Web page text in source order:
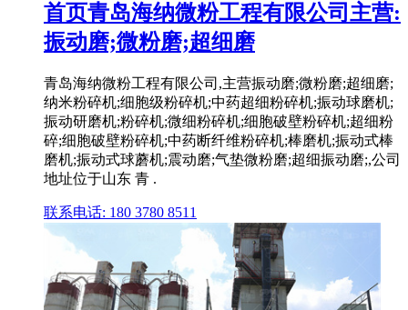
首页青岛海纳微粉工程有限公司主营:
振动磨;微粉磨;超细磨
青岛海纳微粉工程有限公司,主营振动磨;微粉磨;超细磨;
纳米粉碎机;细胞级粉碎机;中药超细粉碎机;振动球磨机;
振动研磨机;粉碎机;微细粉碎机;细胞破壁粉碎机;超细粉
碎;细胞破壁粉碎机;中药断纤维粉碎机;棒磨机;振动式棒
磨机;振动式球蘑机;震动磨;气垫微粉磨;超细振动磨;,公司
地址位于山东 青 .
联系电话: 180 3780 8511